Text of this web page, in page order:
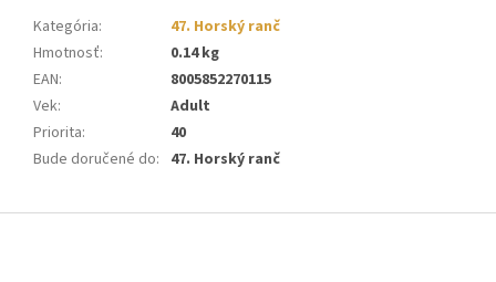
Kategória:
47. Horský ranč
Hmotnosť:
0.14 kg
EAN:
8005852270115
Vek:
Adult
Priorita:
40
Bude doručené do: 47. Horský ranč